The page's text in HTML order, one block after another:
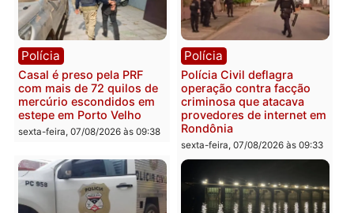
Polícia
2 MILHÕES – Unnesa
que comprovam
transparência e legalidade
na operação alvo da PF
sexta-feira, 07/08/2026 às 12:24
Polícia
Polícia Federal apreende
400 quilos de drogas e
prende motorista em RO
sexta-feira, 07/08/2026 às